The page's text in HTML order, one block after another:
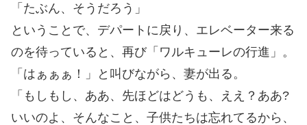
「たぶん、そうだろう」
ということで、デパートに戻り、エレベーター来る
のを待っていると、再び「ワルキューレの行進」。
「はぁぁぁ！」と叫びながら、妻が出る。
「もしもし、ああ、先ほどはどうも、ええ？ああ?
いいのよ、そんなこと、子供たちは忘れてるから、